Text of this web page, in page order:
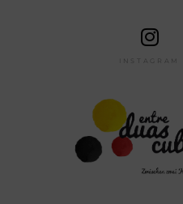
INSTAGRAM